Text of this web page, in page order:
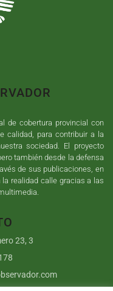
de cobertura provincial con
calidad, para contribuir a la
sociedad. El proyecto
también desde la defensa
de sus publicaciones, en
realidad calle gracias a las
23, 3